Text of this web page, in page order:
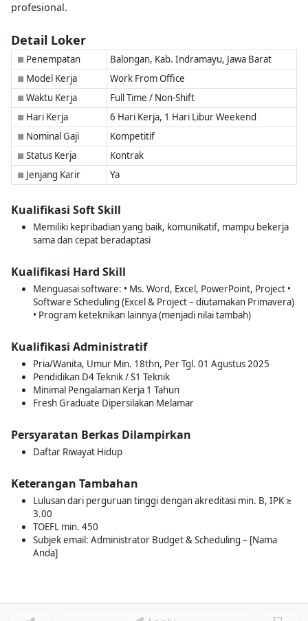
profesional.
Detail Loker
■ Penempatan Balongan, Kab. Indramayu, Jawa Barat
■ Model Kerja Work From Office
■ Waktu Kerja Full Time / Non-Shift
■ Hari Kerja 6 Hari Kerja, 1 Hari Libur Weekend
■ Nominal Gaji Kompetitif
■ Status Kerja Kontrak
■ Jenjang Karir Ya
Kualifikasi Soft Skill
Memiliki kepribadian yang baik, komunikatif, mampu bekerja
sama dan cepat beradaptasi
Kualifikasi Hard Skill
Menguasai software: • Ms. Word, Excel, PowerPoint, Project •
Software Scheduling (Excel & Project – diutamakan Primavera)
• Program keteknikan lainnya (menjadi nilai tambah)
Kualifikasi Administratif
Pria/Wanita, Umur Min. 18thn, Per Tgl. 01 Agustus 2025
Pendidikan D4 Teknik / S1 Teknik
Minimal Pengalaman Kerja 1 Tahun
Fresh Graduate Dipersilakan Melamar
Persyaratan Berkas Dilampirkan
Daftar Riwayat Hidup
Keterangan Tambahan
Lulusan dari perguruan tinggi dengan akreditasi min. B, IPK ≥
3.00
TOEFL min. 450
Subjek email: Administrator Budget & Scheduling – [Nama
Anda]